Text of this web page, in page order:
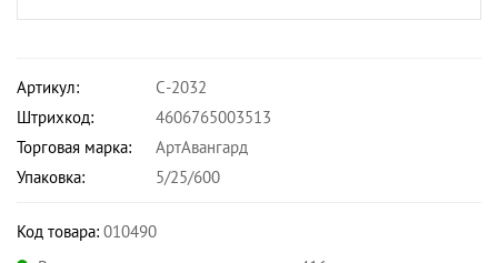
Артикул:
С-2032
Штрихкод:
4606765003513
Торговая марка:
АртАвангард
Упаковка:
5/25/600
Код товара: 010490